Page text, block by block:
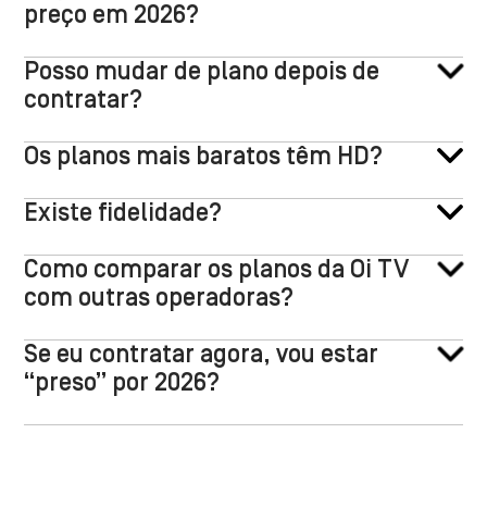
preço em 2026?
Posso mudar de plano depois de
contratar?
Os planos mais baratos têm HD?
Existe fidelidade?
Como comparar os planos da Oi TV
com outras operadoras?
Se eu contratar agora, vou estar
“preso” por 2026?